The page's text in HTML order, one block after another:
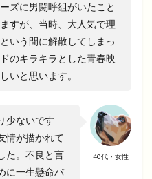
ズに男闘呼組がいたこと
すが、当時、大人気で理
いう間に解散してしまっ
のキラキラとした青春映
いと思います。
40代・女性
少ないです
情が描かれて
た。不良と言
に一生懸命バ